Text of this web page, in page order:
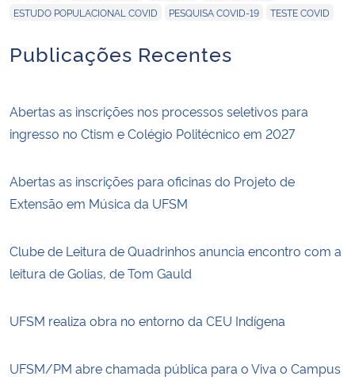
ESTUDO POPULACIONAL COVID PESQUISA COVID-19 TESTE COVID
Publicações Recentes
Abertas as inscrições nos processos seletivos para
ingresso no Ctism e Colégio Politécnico em 2027
Abertas as inscrições para oficinas do Projeto de
Extensão em Música da UFSM
Clube de Leitura de Quadrinhos anuncia encontro com a
leitura de Golias, de Tom Gauld
UFSM realiza obra no entorno da CEU Indígena
UFSM/PM abre chamada pública para o Viva o Campus